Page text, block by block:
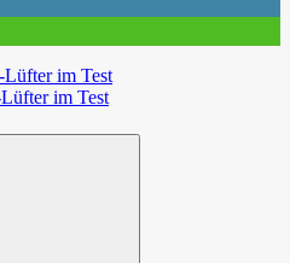
im Test
im Test